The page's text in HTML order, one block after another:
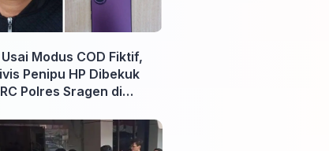
Modus COD Fiktif,
Penipu HP Dibekuk
Polres Sragen di